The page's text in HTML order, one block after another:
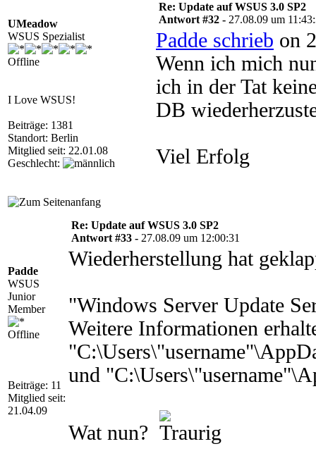
UMeadow
WSUS Spezialist
Offline
I Love WSUS!
Beiträge: 1381
Standort: Berlin
Mitglied seit: 22.01.08
Geschlecht:
Re: Update auf WSUS 3.0 SP2
Antwort #32 - 27.08.09 um
Padde schrieb on
Wenn ich mich
ich in der Tat
DB
Viel Erfolg
Padde
WSUS
Junior
Member
Offline
Beiträge: 11
Mitglied seit:
21.04.09
Re: Update auf WSUS 3.0 SP2
Antwort #33 - 27.08.09 um 12:00:31
Wiederherstellung hat
"Windows Server Update
Weitere Informationen
und
Wat nun?